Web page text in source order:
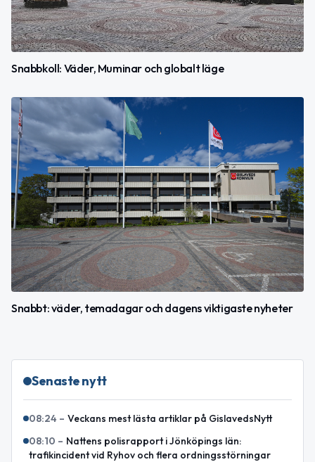
Snabbkoll: Väder, Muminar och globalt läge
Snabbt: väder, temadagar och dagens viktigaste nyheter
Senaste nytt
08:24 – Veckans mest lästa artiklar på GislavedsNytt
08:10 – Nattens polisrapport i Jönköpings län:
trafikincident vid Ryhov och flera ordningsstörningar